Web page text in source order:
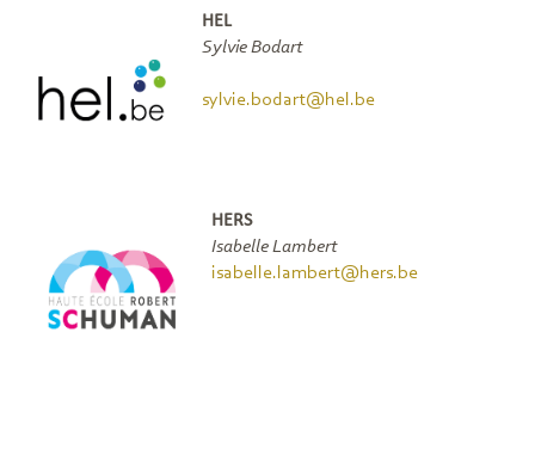
HEL
Sylvie Bodart
sylvie.bodart@hel.be
HERS
Isabelle Lambert
isabelle.lambert@hers.be